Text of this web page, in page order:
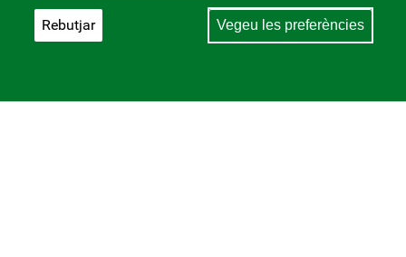
Vegeu les preferències
Rebutjar